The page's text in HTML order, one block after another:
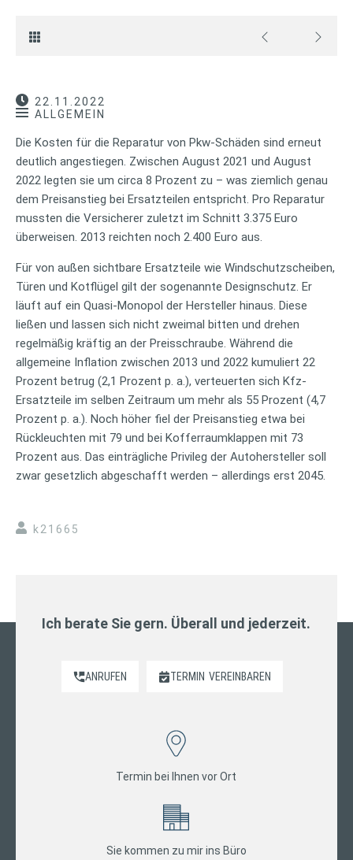
22.11.2022
ALLGEMEIN
Die Kosten für die Reparatur von Pkw-Schäden sind erneut
deutlich angestiegen. Zwischen August 2021 und August
2022 legten sie um circa 8 Prozent zu – was ziemlich genau
dem Preisanstieg bei Ersatzteilen entspricht. Pro Reparatur
mussten die Versicherer zuletzt im Schnitt 3.375 Euro
überweisen. 2013 reichten noch 2.400 Euro aus.
Für von außen sichtbare Ersatzteile wie Windschutzscheiben,
Türen und Kotflügel gilt der sogenannte Designschutz. Er
läuft auf ein Quasi-Monopol der Hersteller hinaus. Diese
ließen und lassen sich nicht zweimal bitten und drehen
regelmäßig kräftig an der Preisschraube. Während die
allgemeine Inflation zwischen 2013 und 2022 kumuliert 22
Prozent betrug (2,1 Prozent p. a.), verteuerten sich Kfz-
Ersatzteile im selben Zeitraum um mehr als 55 Prozent (4,7
Prozent p. a.). Noch höher fiel der Preisanstieg etwa bei
Rückleuchten mit 79 und bei Kofferraumklappen mit 73
Prozent aus. Das einträgliche Privileg der Autohersteller soll
zwar gesetzlich abgeschafft werden – allerdings erst 2045.
k21665
Ich berate Sie gern. Überall und jederzeit.
ANRUFEN TERMIN VEREINBAREN
Termin bei Ihnen vor Ort
Sie kommen zu mir ins Büro